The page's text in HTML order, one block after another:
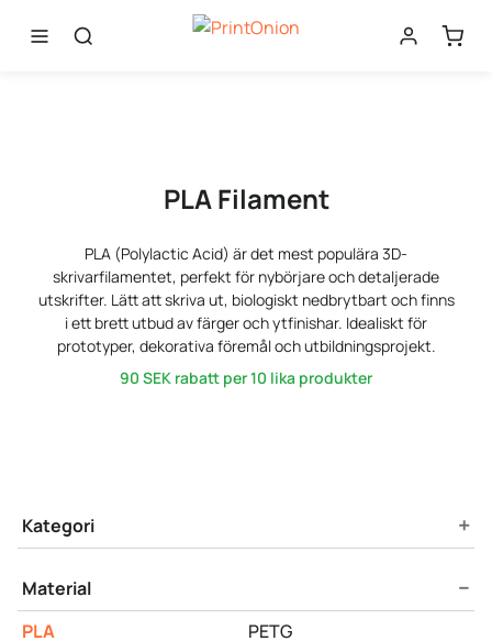
PLA Filament
PLA (Polylactic Acid) är det mest populära 3D-
skrivarfilamentet, perfekt för nybörjare och detaljerade
utskrifter. Lätt att skriva ut, biologiskt nedbrytbart och finns
i ett brett utbud av färger och ytfinishar. Idealiskt för
prototyper, dekorativa föremål och utbildningsprojekt.
90 SEK rabatt per 10 lika produkter
Product Filters
Kategori +
Material −
PLA
PETG